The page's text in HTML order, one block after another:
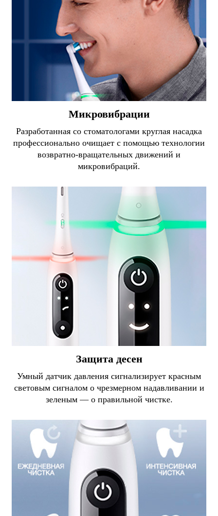
Микровибрации
Разработанная со стоматологами круглая насадка
профессионально очищает с помощью технологии
возвратно-вращательных движений и
микровибраций.
Защита десен
Умный датчик давления сигнализирует красным
световым сигналом о чрезмерном надавливании и
зеленым — о правильной чистке.